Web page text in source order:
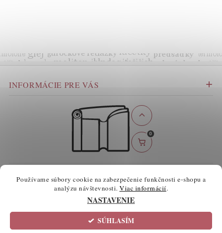
INFORMÁCIE PRE VÁS
0
atelierknihy.sk, všetky práva vyhradené
Informácie o súboroch cookie
Používame súbory cookie na zabezpečenie funkčnosti e-shopu a
analýzu návštevnosti. Viac informácií.
NASTAVENIE
SÚHLASÍM